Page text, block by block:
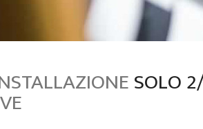
SOLO